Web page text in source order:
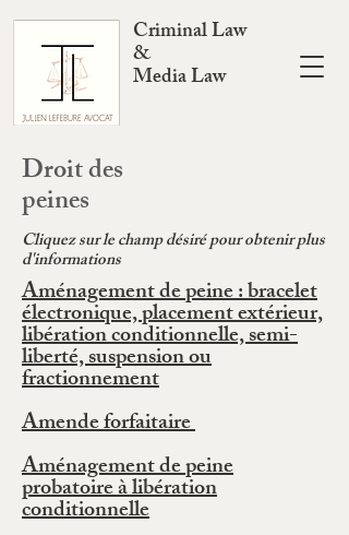
Criminal Law
&
Media Law
Droit des
peines
Cliquez sur le champ désiré pour obtenir plus
d'informations
Aménagement de peine : bracelet
électronique, placement extérieur,
libération conditionnelle, semi-
liberté, suspension ou
fractionnement
Amende forfaitaire
Aménagement de peine
probatoire à libération
conditionnelle